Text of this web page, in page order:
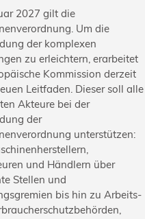
2027 gilt die
Um die
der komplexen
zu erleichtern, erarbeitet
Kommission derzeit
Leitfaden. Dieser soll alle
Akteure bei der
der
unterstützen:
und Händlern über
Stellen und
bis hin zu Arbeits-